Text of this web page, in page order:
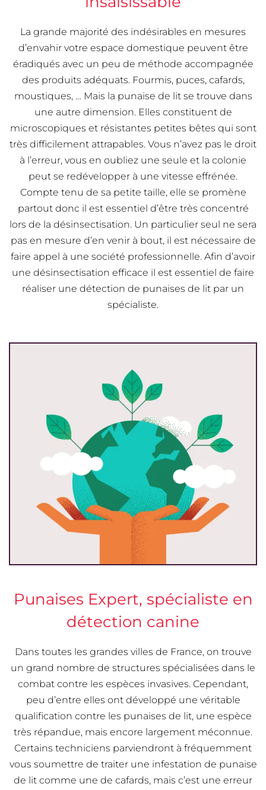
La grande majorité des indésirables en mesures
d’envahir votre espace domestique peuvent être
éradiqués avec un peu de méthode accompagnée
des produits adéquats. Fourmis, puces, cafards,
moustiques, … Mais la punaise de lit se trouve dans
une autre dimension. Elles constituent de
microscopiques et résistantes petites bêtes qui sont
très difficilement attrapables. Vous n’avez pas le droit
à l’erreur, vous en oubliez une seule et la colonie
peut se redévelopper à une vitesse effrénée.
Compte tenu de sa petite taille, elle se promène
partout donc il est essentiel d’être très concentré
lors de la désinsectisation. Un particulier seul ne sera
pas en mesure d’en venir à bout, il est nécessaire de
faire appel à une société professionnelle. Afin d’avoir
une désinsectisation efficace il est essentiel de faire
réaliser une détection de punaises de lit par un
spécialiste.
Punaises Expert, spécialiste en
détection canine
Dans toutes les grandes villes de France, on trouve
un grand nombre de structures spécialisées dans le
combat contre les espèces invasives. Cependant,
peu d’entre elles ont développé une véritable
qualification contre les punaises de lit, une espèce
très répandue, mais encore largement méconnue.
Certains techniciens parviendront à fréquemment
vous soumettre de traiter une infestation de punaise
de lit comme une de cafards, mais c’est une erreur